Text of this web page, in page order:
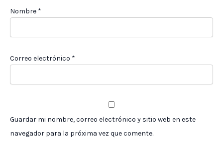
Nombre *
Correo electrónico *
Guardar mi nombre, correo electrónico y sitio web en este
navegador para la próxima vez que comente.